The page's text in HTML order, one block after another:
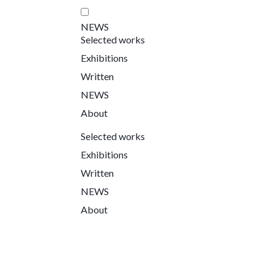
NEWS
Selected works
Exhibitions
Written
NEWS
About
Selected works
Exhibitions
Written
NEWS
About